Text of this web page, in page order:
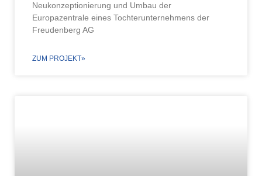
Neukonzeptionierung und Umbau der
Europazentrale eines Tochterunternehmens der
Freudenberg AG
ZUM PROJEKT»